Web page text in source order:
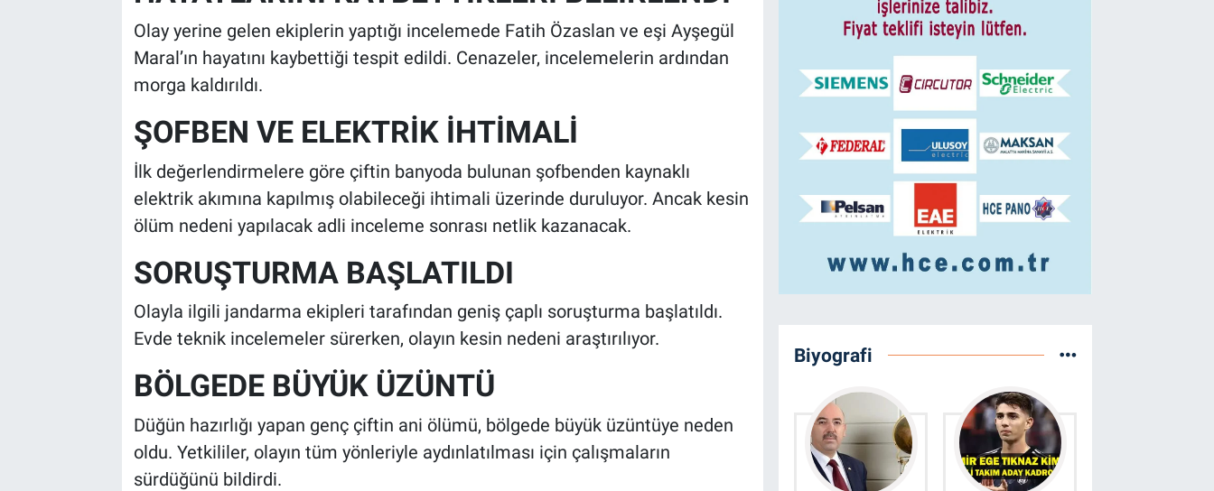
Olay yerine gelen ekiplerin yaptığı incelemede Fatih Özaslan ve eşi Ayşegül
Maral’ın hayatını kaybettiği tespit edildi. Cenazeler, incelemelerin ardından
morga kaldırıldı.
ŞOFBEN VE ELEKTRİK İHTİMALİ
İlk değerlendirmelere göre çiftin banyoda bulunan şofbenden kaynaklı
elektrik akımına kapılmış olabileceği ihtimali üzerinde duruluyor. Ancak kesin
ölüm nedeni yapılacak adli inceleme sonrası netlik kazanacak.
SORUŞTURMA BAŞLATILDI
Olayla ilgili jandarma ekipleri tarafından geniş çaplı soruşturma başlatıldı.
Evde teknik incelemeler sürerken, olayın kesin nedeni araştırılıyor.
BÖLGEDE BÜYÜK ÜZÜNTÜ
Düğün hazırlığı yapan genç çiftin ani ölümü, bölgede büyük üzüntüye neden
oldu. Yetkililer, olayın tüm yönleriyle aydınlatılması için çalışmaların
sürdüğünü bildirdi.
Biyografi